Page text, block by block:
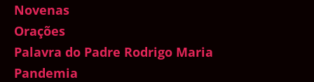
Novenas
Orações
Palavra do Padre Rodrigo Maria
Pandemia